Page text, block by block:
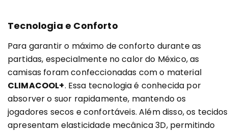
Tecnologia e Conforto
Para garantir o máximo de conforto durante as
partidas, especialmente no calor do México, as
camisas foram confeccionadas com o material
CLIMACOOL+. Essa tecnologia é conhecida por
absorver o suor rapidamente, mantendo os
jogadores secos e confortáveis. Além disso, os tecidos
apresentam elasticidade mecânica 3D, permitindo